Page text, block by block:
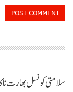
سلامتی کونسل بھارت نا